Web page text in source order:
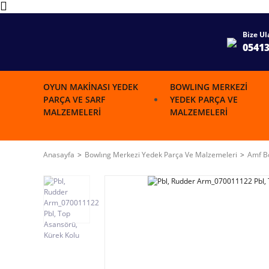
Bize
OYUN MAKINASI YEDEK
PARÇA VE SARF
MALZEMELERI
BOWLING MERKEZI
YEDEK PARÇA VE
MALZEMELERI
Anasayfa Bowlıng Merkezi Yedek Parça Ve Malzemeleri Amf